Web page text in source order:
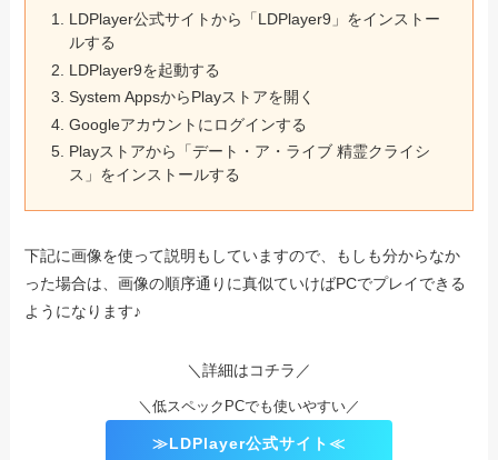
LDPlayer公式サイトから「LDPlayer9」をインストー
ルする
LDPlayer9を起動する
System AppsからPlayストアを開く
Googleアカウントにログインする
Playストアから「デート・ア・ライブ 精霊クライシ
ス」をインストールする
下記に画像を使って説明もしていますので、もしも分からなか
った場合は、画像の順序通りに真似ていけばPCでプレイできる
ようになります♪
＼詳細はコチラ／
＼低スペックPCでも使いやすい／
≫LDPlayer公式サイト≪